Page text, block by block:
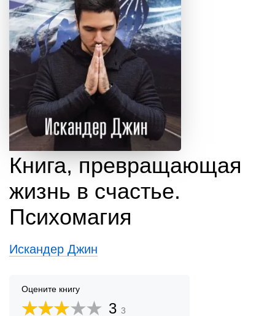
Книга, превращающая
жизнь в счастье.
Психомагия
Искандер Джин
Оцените книгу
3 3